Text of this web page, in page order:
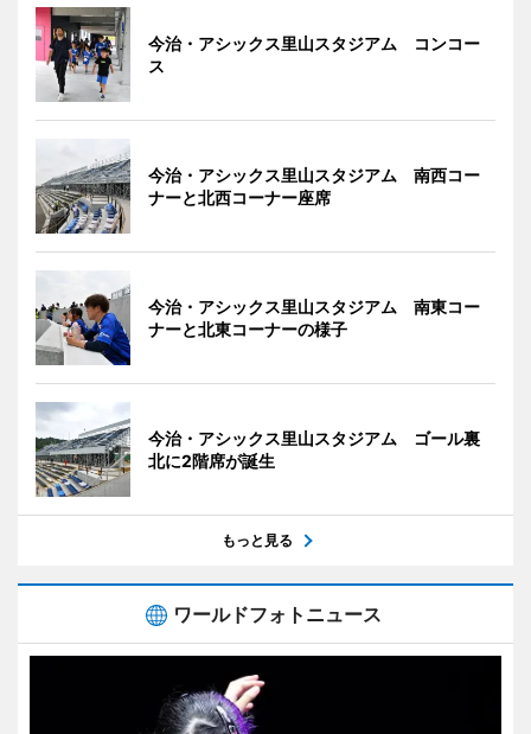
今治・アシックス里山スタジアム コンコー
ス
今治・アシックス里山スタジアム 南西コー
ナーと北西コーナー座席
今治・アシックス里山スタジアム 南東コー
ナーと北東コーナーの様子
今治・アシックス里山スタジアム ゴール裏
北に2階席が誕生
もっと見る
ワールドフォトニュース